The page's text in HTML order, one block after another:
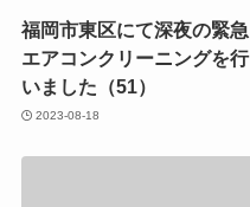
福岡市東区にて深夜の緊急
エアコンクリーニングを行
いました（51）
2023-08-18